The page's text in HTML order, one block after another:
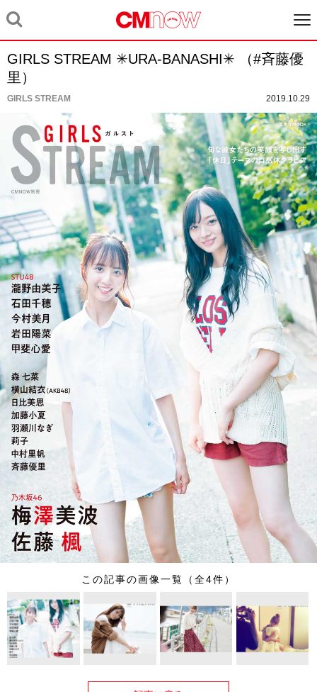
GIRLS STREAM ✳︎URA-BANASHI✳︎ （#斉藤優
里）
GIRLS STREAM 2019.10.29
この記事の画像一覧（全4件）